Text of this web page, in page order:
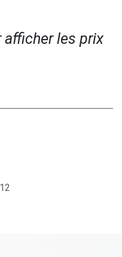
afficher les prix​